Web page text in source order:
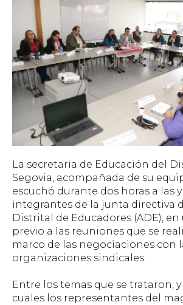
La secretaria de Educación del
Segovia, acompañada de su
escuchó durante dos horas a las
integrantes de la junta directiva
Distrital de Educadores (ADE),
previo a las reuniones que se
marco de las negociaciones con
organizaciones sindicales.
Entre los temas que se trataron,
cuales los representantes del